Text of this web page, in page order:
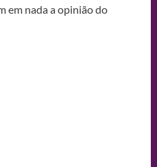
em nada a opinião do